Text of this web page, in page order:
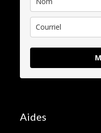
Aides